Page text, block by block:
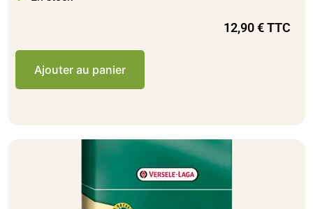
12,90€TTC
Ajouter au panier